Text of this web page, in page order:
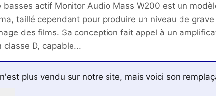
basses actif Monitor Audio Mass W200 est un
taillé cependant pour produire un niveau de
des films. Sa conception fait appel à un
classe D, capable...
plus vendu sur notre site, mais voici son